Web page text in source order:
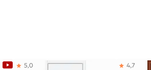
5,0 4,7